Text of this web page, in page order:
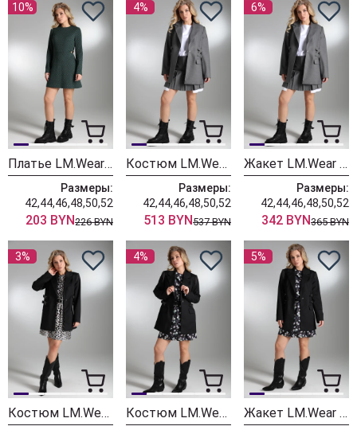
10%
Платье LM.Wear ПИ 3021 зеленый
Размеры:
42,44,46,48,50,52
203 BYN226 BYN
4%
Костюм LM.Wear СК 6008 Серый, белый
Размеры:
42,44,46,48,50,52
513 BYN537 BYN
6%
Жакет LM.Wear СК 6021 серый
Размеры:
42,44,46,48,50,52
342 BYN365 BYN
3%
Костюм LM.Wear КТ 6098 Черный, мультиколор
4%
Костюм LM.Wear КТ 6097 Черный, черный + цветы
5%
Жакет LM.Wear КТ 6020 черный